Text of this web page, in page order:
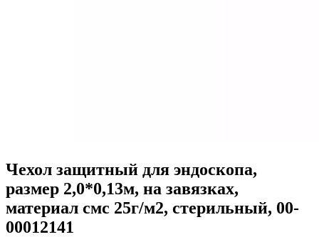
Чехол защитный для эндоскопа,
размер 2,0*0,13м, на завязках,
материал смс 25г/м2, стерильный, 00-
00012141